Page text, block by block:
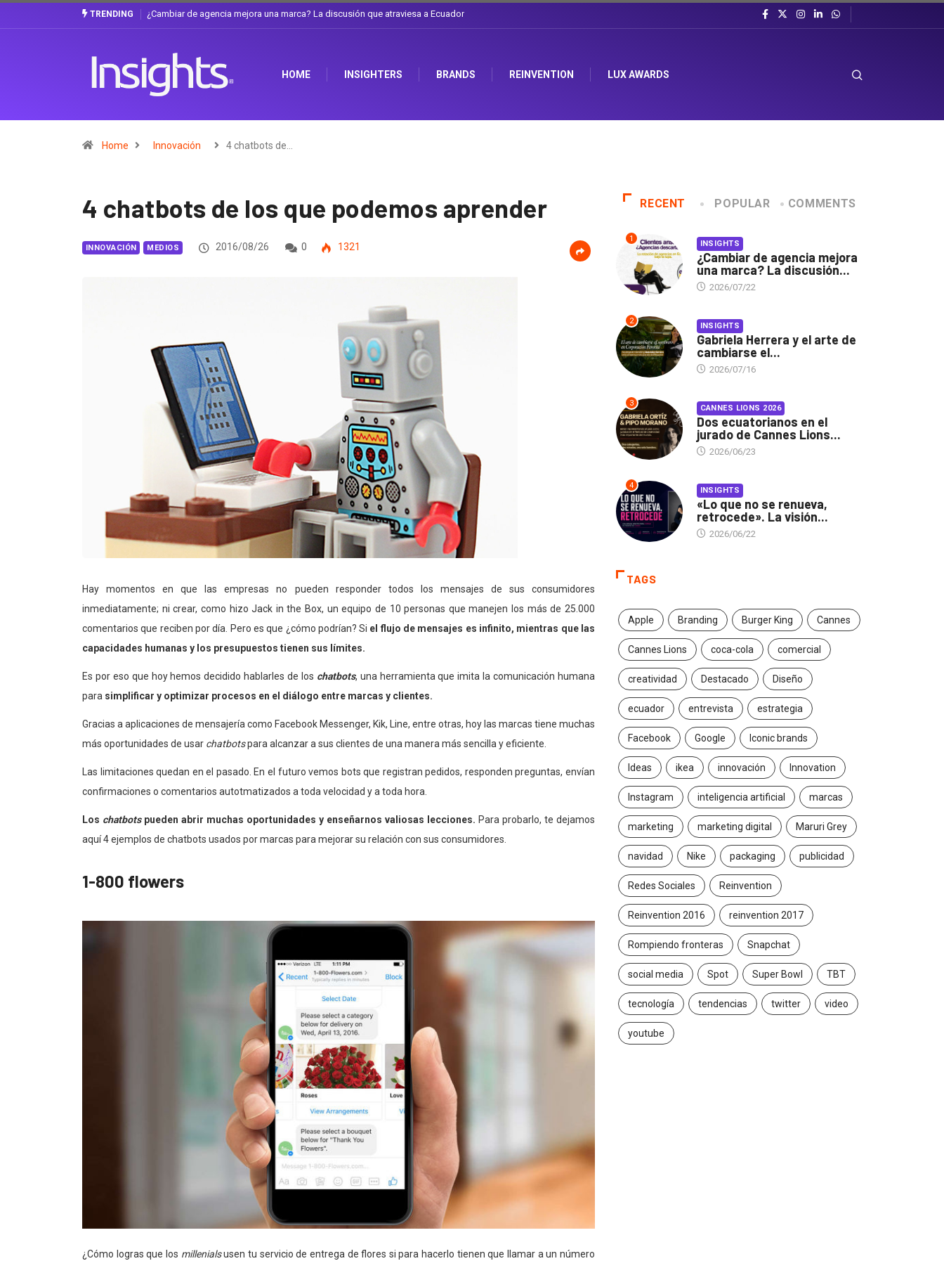
TRENDING Gabriela Herrera y el arte de cambiarse el sombrero en Corporación Favorita
HOME INSIGHTERS BRANDS REINVENTION LUX AWARDS
Home Innovación 4 chatbots de…
4 chatbots de los que podemos aprender
INNOVACIÓN MEDIOS 2016/08/26 0 1321
Hay momentos en que las empresas no pueden responder todos los mensajes de sus consumidores
inmediatamente; ni crear, como hizo Jack in the Box, un equipo de 10 personas que manejen los más de 25.000
comentarios que reciben por día. Pero es que ¿cómo podrían? Si el flujo de mensajes es infinito, mientras que las
capacidades humanas y los presupuestos tienen sus límites.
Es por eso que hoy hemos decidido hablarles de los chatbots, una herramienta que imita la comunicación humana
para simplificar y optimizar procesos en el diálogo entre marcas y clientes.
Gracias a aplicaciones de mensajería como Facebook Messenger, Kik, Line, entre otras, hoy las marcas tiene muchas
más oportunidades de usar chatbotspara alcanzar a sus clientes de una manera más sencilla y eficiente.
Las limitaciones quedan en el pasado. En el futuro vemos bots que registran pedidos, responden preguntas, envían
confirmaciones o comentarios autotmatizados a toda velocidad y a toda hora.
Los chatbotspueden abrir muchas oportunidades y enseñarnos valiosas lecciones. Para probarlo, te dejamos
aquí 4 ejemplos de chatbots usados por marcas para mejorar su relación con sus consumidores.
1-800 flowers
¿Cómo logras que los millenialsusen tu servicio de entrega de flores si para hacerlo tienen que llamar a un número
RECENT POPULAR COMMENTS
1 INSIGHTS
¿Cambiar de agencia mejora
una marca? La discusión...
2026/07/22
2 INSIGHTS
Gabriela Herrera y el arte de
cambiarse el...
2026/07/16
3 CANNES LIONS 2026
Dos ecuatorianos en el
jurado de Cannes Lions...
2026/06/23
4 INSIGHTS
«Lo que no se renueva,
retrocede». La visión...
2026/06/22
TAGS
Apple Branding Burger King Cannes
Cannes Lions coca-cola comercial
creatividad Destacado Diseño
ecuador entrevista estrategia
Facebook Google Iconic brands
Ideas ikea innovación Innovation
Instagram inteligencia artificial marcas
marketing marketing digital Maruri Grey
navidad Nike packaging publicidad
Redes Sociales Reinvention
Reinvention 2016 reinvention 2017
Rompiendo fronteras Snapchat
social media Spot Super Bowl TBT
tecnología tendencias twitter video
youtube